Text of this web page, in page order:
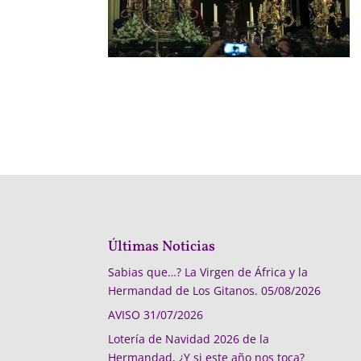
Últimas Noticias
Sabias que…? La Virgen de África y la
Hermandad de Los Gitanos. 05/08/2026
AVISO 31/07/2026
Lotería de Navidad 2026 de la
Hermandad, ¿Y si este año nos toca?